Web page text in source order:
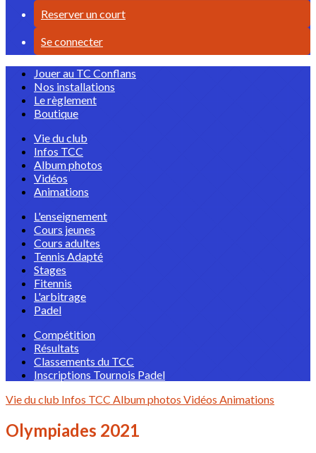
Reserver un court
Se connecter
Jouer au TC Conflans
Nos installations
Le règlement
Boutique
Vie du club
Infos TCC
Album photos
Vidéos
Animations
L'enseignement
Cours jeunes
Cours adultes
Tennis Adapté
Stages
Fitennis
L'arbitrage
Padel
Compétition
Résultats
Classements du TCC
Inscriptions Tournois Padel
Vie du club Infos TCC Album photos Vidéos Animations
Olympiades 2021